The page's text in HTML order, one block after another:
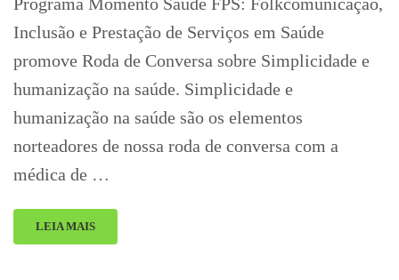
Inclusão e Prestação de Serviços em Saúde
promove Roda de Conversa sobre Simplicidade e
humanização na saúde. Simplicidade e
humanização na saúde são os elementos
norteadores de nossa roda de conversa com a
médica de …
LEIA MAIS